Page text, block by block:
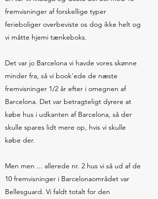
fremvisninger af forskellige typer
ferieboliger overbeviste os dog ikke helt og
vi måtte hjemi tænkeboks.
Det var jo Barcelona vi havde vores skønne
minder fra, så vi book'ede de næste
fremvisninger 1/2 år efter i omegnen af
Barcelona. Det var betragteligt dyrere at
købe hus i udkanten af Barcelona, så der
skulle spares lidt mere op, hvis vi skulle
købe der.
Men men ... allerede nr. 2 hus vi så ud af de
10 fremvisninger i Barcelonaområdet var
Bellesguard. Vi faldt totalt for den